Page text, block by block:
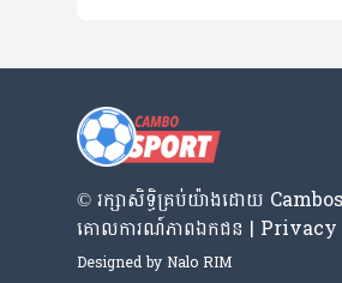
© រក្សា​សិទ្ធិ​គ្រប់​យ៉ាង​ដោយ​
គោលការណ៍​ភាព​ឯកជន |
Designed by Nalo RIM